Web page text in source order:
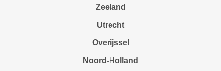
Zeeland
Utrecht
Overijssel
Noord-Holland